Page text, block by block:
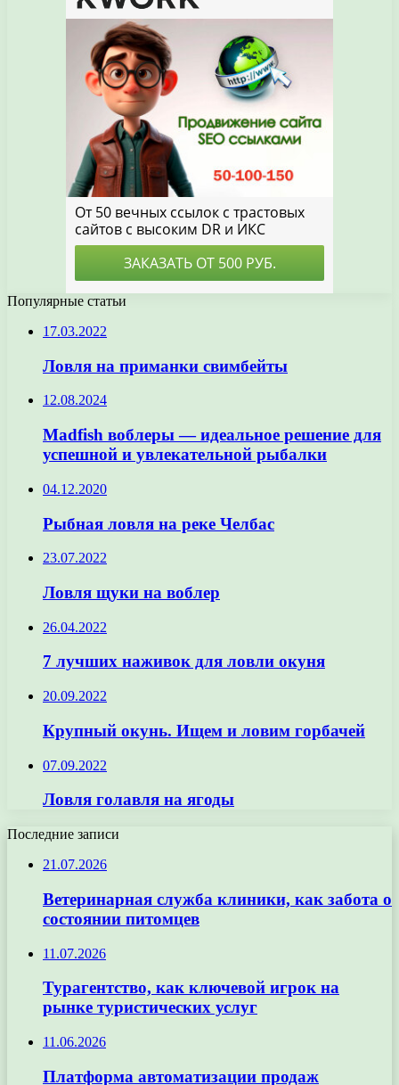
Популярные статьи
17.03.2022
Ловля на приманки свимбейты
12.08.2024
Madfish воблеры — идеальное решение для
успешной и увлекательной рыбалки
04.12.2020
Рыбная ловля на реке Челбас
23.07.2022
Ловля щуки на воблер
26.04.2022
7 лучших наживок для ловли окуня
20.09.2022
Крупный окунь. Ищем и ловим горбачей
07.09.2022
Ловля голавля на ягоды
Последние записи
21.07.2026
Ветеринарная служба клиники, как забота о
состоянии питомцев
11.07.2026
Турагентство, как ключевой игрок на
рынке туристических услуг
11.06.2026
Платформа автоматизации продаж